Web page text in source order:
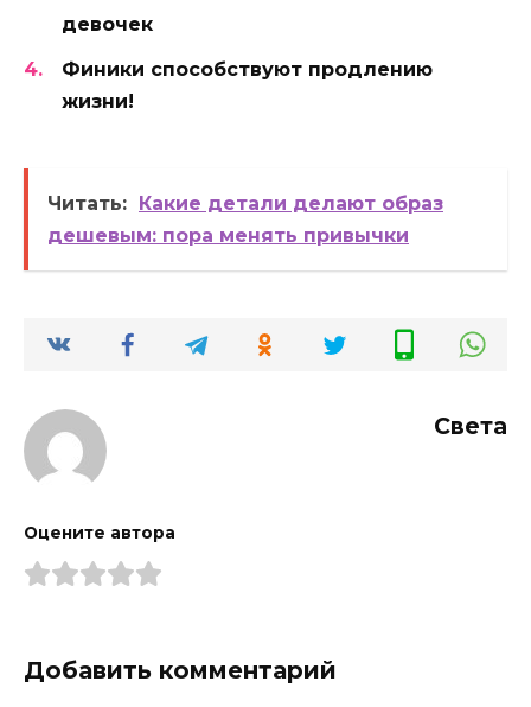
девочек
Финики способствуют продлению
жизни!
Читать:
Какие детали делают образ
дешевым: пора менять привычки
Света
Оцените автора
Добавить комментарий